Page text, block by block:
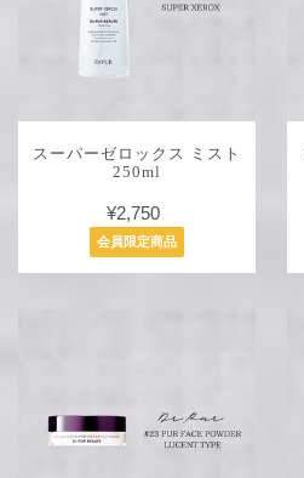
スーパーゼロックス ミスト
250ml
¥2,750
会員限定商品